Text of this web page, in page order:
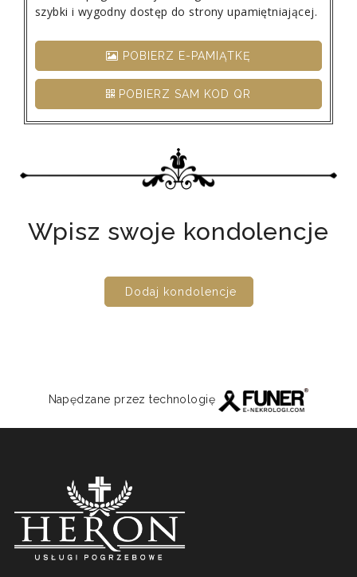
szybki i wygodny dostęp do strony upamiętniającej.
POBIERZ E-PAMIĄTKĘ
POBIERZ SAM KOD QR
Wpisz swoje kondolencje
Dodaj kondolencje
Napędzane przez technologię